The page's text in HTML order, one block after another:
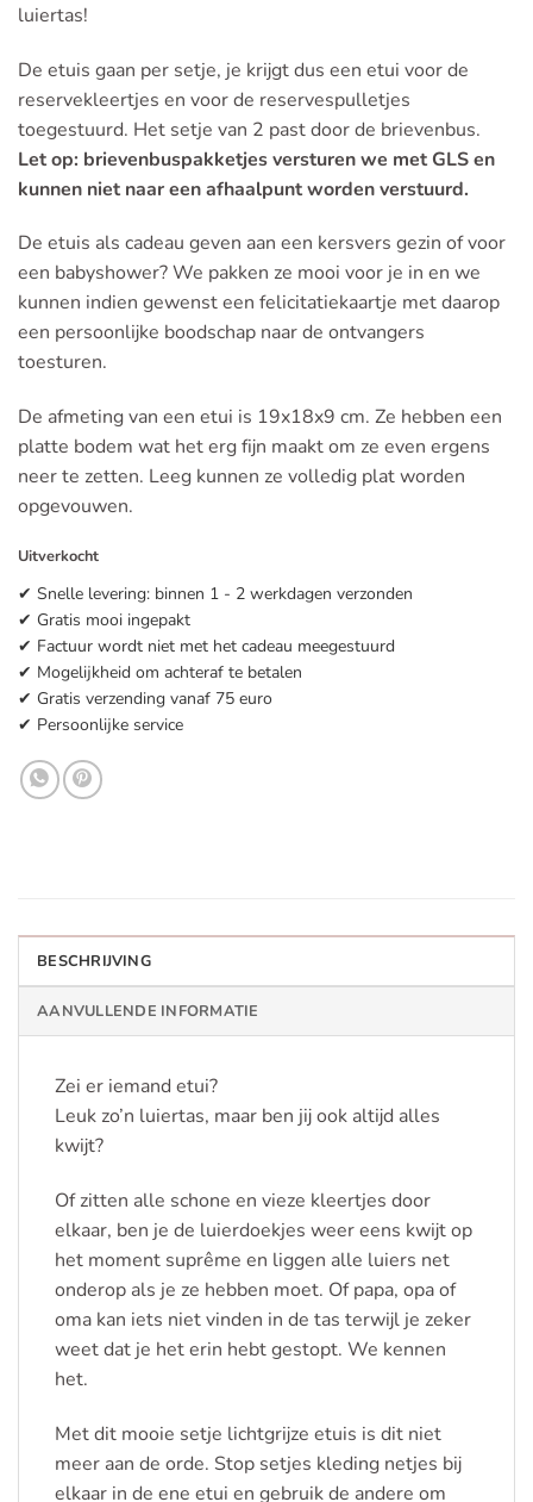
luiertas!
De etuis gaan per setje, je krijgt dus een etui voor de
reservekleertjes en voor de reservespulletjes
toegestuurd. Het setje van 2 past door de brievenbus.
Let op: brievenbuspakketjes versturen we met GLS en
kunnen niet naar een afhaalpunt worden verstuurd.
De etuis als cadeau geven aan een kersvers gezin of voor
een babyshower? We pakken ze mooi voor je in en we
kunnen indien gewenst een felicitatiekaartje met daarop
een persoonlijke boodschap naar de ontvangers
toesturen.
De afmeting van een etui is 19x18x9 cm. Ze hebben een
platte bodem wat het erg fijn maakt om ze even ergens
neer te zetten. Leeg kunnen ze volledig plat worden
opgevouwen.
Uitverkocht
✔ Snelle levering: binnen 1 - 2 werkdagen verzonden
✔ Gratis mooi ingepakt
✔ Factuur wordt niet met het cadeau meegestuurd
✔ Mogelijkheid om achteraf te betalen
✔ Gratis verzending vanaf 75 euro
✔ Persoonlijke service
BESCHRIJVING
AANVULLENDE INFORMATIE
Zei er iemand etui?
Leuk zo’n luiertas, maar ben jij ook altijd alles
kwijt?
Of zitten alle schone en vieze kleertjes door
elkaar, ben je de luierdoekjes weer eens kwijt op
het moment suprême en liggen alle luiers net
onderop als je ze hebben moet. Of papa, opa of
oma kan iets niet vinden in de tas terwijl je zeker
weet dat je het erin hebt gestopt. We kennen
het.
Met dit mooie setje lichtgrijze etuis is dit niet
meer aan de orde. Stop setjes kleding netjes bij
elkaar in de ene etui en gebruik de andere om